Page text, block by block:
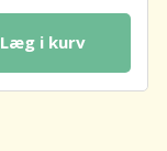
Læg i kurv